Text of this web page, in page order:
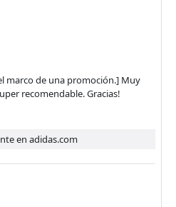
marco de una promoción.] Muy
recomendable. Gracias!
en adidas.com